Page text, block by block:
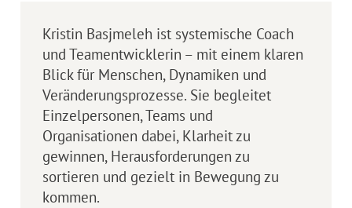
Kristin Basjmeleh ist systemische Coach
und Teamentwicklerin – mit einem klaren
Blick für Menschen, Dynamiken und
Veränderungsprozesse. Sie begleitet
Einzelpersonen, Teams und
Organisationen dabei, Klarheit zu
gewinnen, Herausforderungen zu
sortieren und gezielt in Bewegung zu
kommen.